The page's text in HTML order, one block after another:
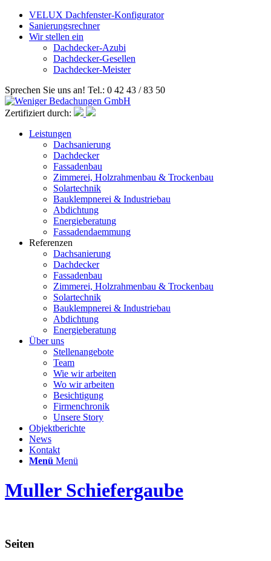
VELUX Dachfenster-Konfigurator
Sanierungsrechner
Wir stellen ein
Dachdecker-Azubi
Dachdecker-Gesellen
Dachdecker-Meister
Sprechen Sie uns an! Tel.: 0 42 43 / 83 50
Zertifiziert durch:
Leistungen
Dachsanierung
Dachdecker
Fassadenbau
Zimmerei, Holzrahmenbau & Trockenbau
Solartechnik
Bauklempnerei & Industriebau
Abdichtung
Energieberatung
Fassadendaemmung
Referenzen
Dachsanierung
Dachdecker
Fassadenbau
Zimmerei, Holzrahmenbau & Trockenbau
Solartechnik
Bauklempnerei & Industriebau
Abdichtung
Energieberatung
Über uns
Stellenangebote
Team
Wie wir arbeiten
Wo wir arbeiten
Besichtigung
Firmenchronik
Unsere Story
Objektberichte
News
Kontakt
Menü Menü
Muller Schiefergaube
Seiten